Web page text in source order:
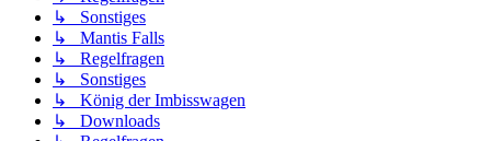
↳ Sonstiges
↳ Mantis Falls
↳ Regelfragen
↳ Sonstiges
↳ König der Imbisswagen
↳ Downloads